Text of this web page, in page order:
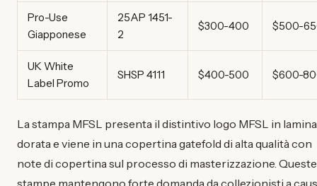
Pro-Use
Giapponese
25AP 1451-
2
$300-400 $500-
UK White
Label Promo
SHSP 4111 $400-500 $600-
La stampa MFSL presenta il distintivo logo MFSL in lamina
dorata e viene in una copertina gatefold di alta qualità con
note di copertina sul processo di masterizzazione. Queste